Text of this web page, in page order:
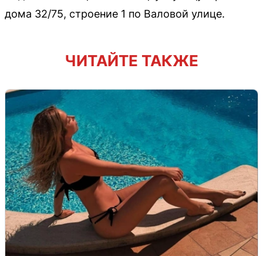
дома 32/75, строение 1 по Валовой улице.
ЧИТАЙТЕ ТАКЖЕ